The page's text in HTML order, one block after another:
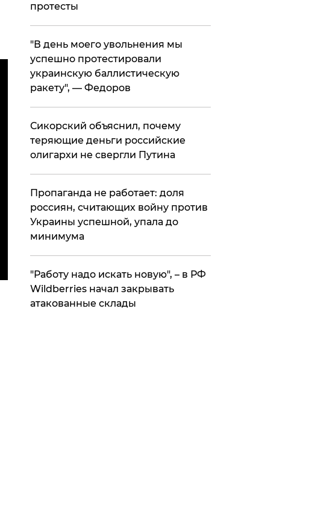
протесты
​"В день моего увольнения мы
успешно протестировали
украинскую баллистическую
ракету", — Федоров
Сикорский объяснил, почему
теряющие деньги российские
олигархи не свергли Путина
​Пропаганда не работает: доля
россиян, считающих войну против
Украины успешной, упала до
минимума
"Работу надо искать новую", – в РФ
Wildberries начал закрывать
атакованные склады